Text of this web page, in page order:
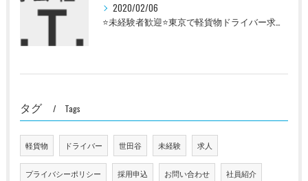
2020/02/06
⭐未経験者歓迎⭐東京で軽貨物ドライバー求人募集中
タグ Tags
軽貨物 ドライバー 世田谷 未経験 求人
プライバシーポリシー 採用申込 お問い合わせ 社員紹介